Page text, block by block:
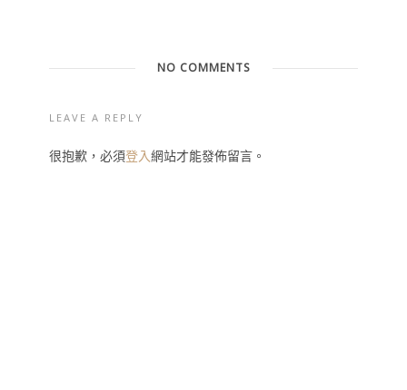
NO COMMENTS
LEAVE A REPLY
很抱歉，必須登入網站才能發佈留言。